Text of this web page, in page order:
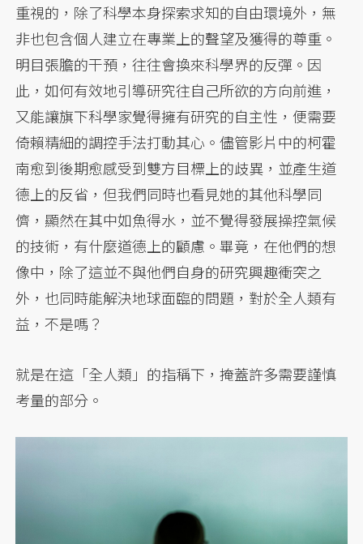
重視的，除了科學本身探索求知的自由環境外，無
非也包含個人建立在專業上的聲望及獲得的尊重。
明目張膽的干預，往往會換來科學界的反彈。因
此，如何有效地引導研究往自己所欲的方向前進，
又能讓旗下科學家覺得擁有研究的自主性，便需要
倚賴精細的調控手法打動其心。儘管影片中的柯霍
南愈到後期愈感受到雙方目標上的歧異，並產生道
德上的反省，但我們同時也看見她的其他科學同
儕，顯然在其中如魚得水，並不覺得發展操控氣候
的技術，有什麼道德上的顧慮。畢竟，在他們的想
像中，除了這並不與他們自身的研究興趣衝突之
外，也同時能解決地球面臨的問題，對於全人類有
益，不是嗎？
就是在這「全人類」的指稱下，掩蓋許多需要謹慎
考量的部分。